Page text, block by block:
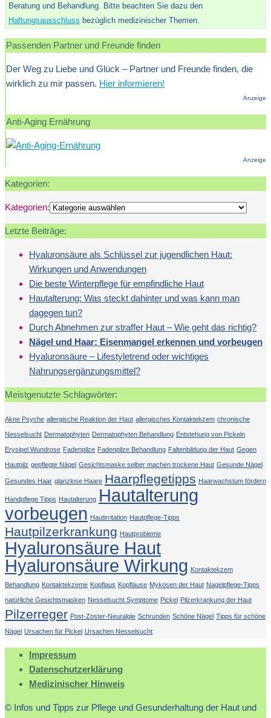
Beratung und Behandlung. Bitte beachten Sie dazu den
Haftungsausschluss bezüglich medizinischer Themen.
Passenden Partner und Freunde finden
Der Weg zu Liebe und Glück – Partner und Freunde finden, die
wirklich zu mir passen. Hier informieren!
Anzeige
Anti-Aging Ernährung
Anzeige
Kategorien:
Kategorien:
Letzte Beiträge:
Hyaluronsäure als Schlüssel zur jugendlichen Haut:
Wirkungen und Anwendungen
Die beste Winterpflege für empfindliche Haut
Hautalterung: Was steckt dahinter und was kann man
dagegen tun?
Durch Abnehmen zur straffer Haut – Wie geht das richtig?
Nägel und Haar: Eisenmangel erkennen und vorbeugen
Hyaluronsäure – Lifestyletrend oder wichtiges
Nahrungsergänzungsmittel?
Meistgenutzte Schlagwörter:
Akne Psyche allergische Reaktion der Haut allergisches Kontaktekzem chronische
Nesselsucht Dermatophyten Dermatophyten Behandlung Entstehung von Pickeln
Erysipel Wundrose Fadenpilze Fadenpilze Behandlung Faltenbildung der Haut Gegen
Hautpilz gepflegte Nägel Gesichtsmaske selber machen trockene Haut Gesunde Nägel
Gesundes Haar glanzlose Haare Haarpflegetipps Haarwachstum fördern
Handpflege Tipps Hautalterung Hautalterung
vorbeugen Hautirritation Hautpflege-Tipps
Hautpilzerkrankung Hautprobleme
Hyaluronsäure Haut
Hyaluronsäure Wirkung Kontaktekzem
Behandlung Kontaktekzeme Kopflaus Kopfläuse Mykosen der Haut Nagelpflege-Tipps
natürliche Gesichtsmasken Nesselsucht Symptome Pickel Pilzerkrankung der Haut
Pilzerreger Post-Zoster-Neuralgie Schrunden Schöne Nägel Tipps für schöne
Nägel Ursachen für Pickel Ursachen Nesselsucht
Impressum
Datenschutzerklärung
Medizinischer Hinweis
© Infos und Tipps zur Pflege und Gesunderhaltung der Haut und